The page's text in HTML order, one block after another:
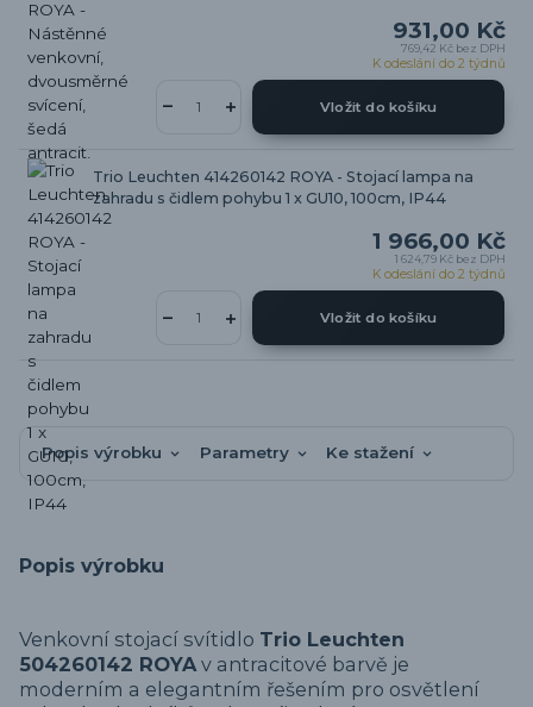
931,00 Kč
769,42 Kč bez DPH
K odeslání do 2 týdnů
Vložit do košíku
Trio Leuchten 414260142 ROYA - Stojací lampa na
zahradu s čidlem pohybu 1 x GU10, 100cm, IP44
1 966,00 Kč
1 624,79 Kč bez DPH
K odeslání do 2 týdnů
Vložit do košíku
Popis výrobku Parametry Ke stažení
Popis výrobku
Venkovní stojací svítidlo Trio Leuchten
504260142 ROYAv antracitové barvě je
moderním a elegantním řešením pro osvětlení